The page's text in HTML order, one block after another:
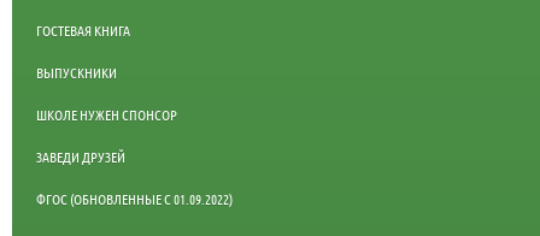
ГОСТЕВАЯ КНИГА
ВЫПУСКНИКИ
ШКОЛЕ НУЖЕН СПОНСОР
ЗАВЕДИ ДРУЗЕЙ
ФГОС (ОБНОВЛЕННЫЕ С 01.09.2022)